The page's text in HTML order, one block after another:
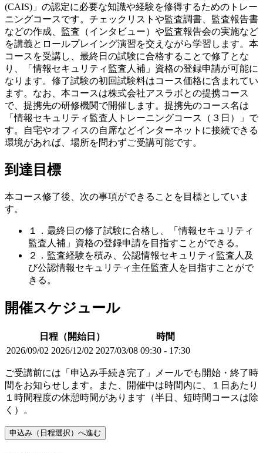
(CAIS)」の認定に必要な知識や経験を修得するためのトレー
ニングコースです。チェックリストや監査調書、監査報告書
などの作成、監査（インタビュー）や監査報告会の実施など
を講義とロールプレイング演習を交えながら学習します。本
コースを受講し、最終日の試験に合格することで修了とな
り、「情報セキュリティ監査人補」資格の登録申請が可能に
なります。修了試験の初回試験料はコース価格に含まれてい
ます。なお、本コースは株式会社アスラボとの提携コース
で、提携先の研修機関で開催します。提携先のコース名は
「情報セキュリティ監査人トレーニングコース（３日）」で
す。自宅やオフィスの自席などインターネットに接続できる
環境があれば、場所を問わずご受講可能です。
到達目標
本コース修了後、次の事項ができることを目標としていま
す。
１．最終日の修了試験に合格し、「情報セキュリティ
監査人補」資格の登録申請を目指すことができる。
２．監査経験を積み、公認情報セキュリティ監査人及
び公認情報セキュリティ主任監査人を目指すことがで
きる。
開催スケジュール
日程（開始日）
時間
2026/09/02 2026/12/02 2027/03/08 09:30 - 17:30
ご受講前には「申込み手続き完了」メールでも開始・終了時
間をお知らせします。また、開催中は時間内に、１日あたり
１時間程度の休憩時間があります（半日、短時間コースは除
く）。
申込み（日程選択）へ進む